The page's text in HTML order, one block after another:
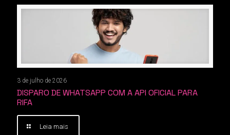
3 de julho de 2026
DISPARO DE WHATSAPP COM A API OFICIAL PARA
RIFA
Leia mais